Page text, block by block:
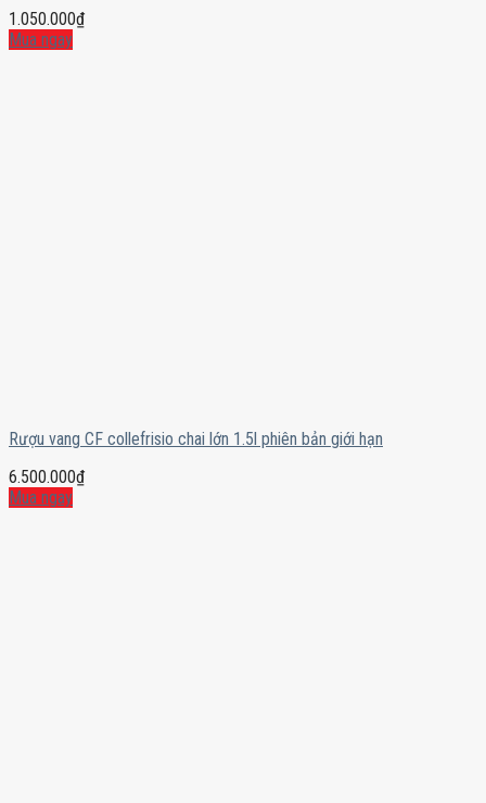
1.050.000₫
Mua ngay
Rượu vang CF collefrisio chai lớn 1.5l phiên bản giới hạn
6.500.000₫
Mua ngay